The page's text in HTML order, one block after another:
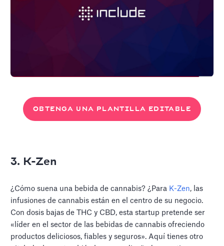
OBTENGA UNA PLANTILLA EDITABLE
3. K-Zen
¿Cómo suena una bebida de cannabis? ¿Para K-Zen, las
infusiones de cannabis están en el centro de su negocio.
Con dosis bajas de THC y CBD, esta startup pretende ser
«líder en el sector de las bebidas de cannabis ofreciendo
productos deliciosos, fiables y seguros». Aquí tienes otro